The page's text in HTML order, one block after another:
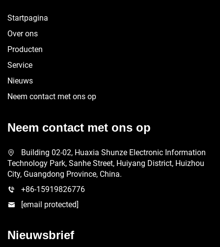
Startpagina
Over ons
Producten
Service
Nieuws
Neem contact met ons op
Neem contact met ons op
Building 02-02, Huaxia Shunze Electronic Information
Technology Park, Sanhe Street, Huiyang District, Huizhou
City, Guangdong Province, China.
+86-15919826776
[email protected]
Nieuwsbrief